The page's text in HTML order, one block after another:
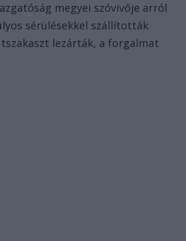
megyei szóvivője arról
sérülésekkel szállították
lezárták, a forgalmat